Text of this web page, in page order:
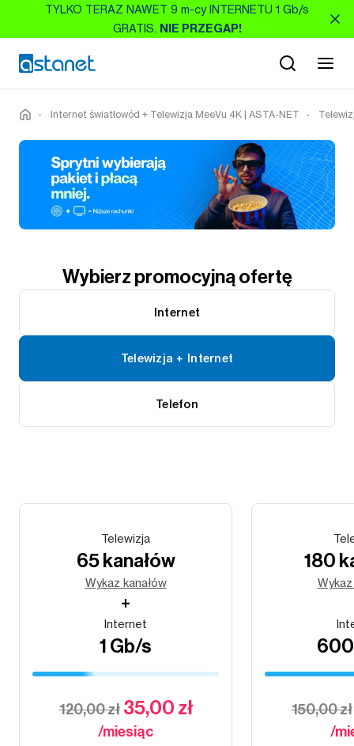
TYLKO TERAZ NAWET 9 m-cy INTERNETU 1 Gb/s
GRATIS. NIE PRZEGAP!
- Internet światłowód + Telewizja MeeVu 4K | ASTA-NET -
Wybierz promocyjną ofertę
Internet
Telewizja + Internet
Telefon
Telewizja
65 kanałów
Wykaz kanałów
+
Internet
1 Gb/s
120,00 zł 35,00 zł
/miesiąc
180
Wykaz
150,00 zł
/